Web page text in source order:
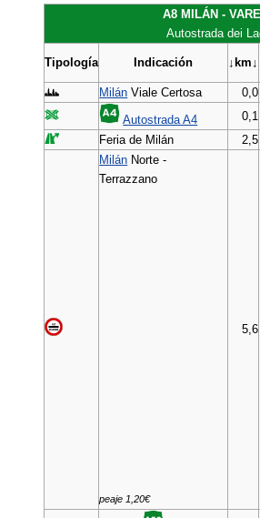
A8 MILÁN -
Autostrada dei
Tipología Indicación ↓km↓
Milán Viale Certosa 0,0
Autostrada A4
0,1
Feria de Milán
2,5
Milán Norte -
Terrazzano
peaje 1,20€
5,6